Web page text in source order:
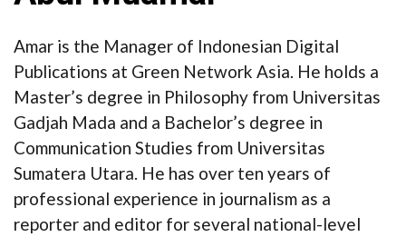
Amar is the Manager of Indonesian Digital
Publications at Green Network Asia. He holds a
Master’s degree in Philosophy from Universitas
Gadjah Mada and a Bachelor’s degree in
Communication Studies from Universitas
Sumatera Utara. He has over ten years of
professional experience in journalism as a
reporter and editor for several national-level